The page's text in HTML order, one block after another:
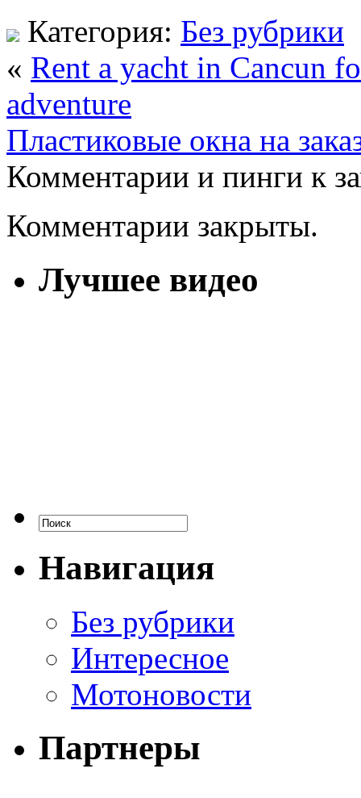
Категория: Без рубрики
« Rent a yacht in Cancun
adventure
Пластиковые окна на
Комментарии и пинги к
Комментарии закрыты.
Лучшее видео
Навигация
Без рубрики
Интересное
Мотоновости
Партнеры